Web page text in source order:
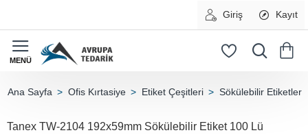
Giriş Kayıt
Ofis Kırtasiye Etiket Çeşitleri Sökülebilir Etiketler
Tanex TW-2104 192x59mm Sökülebilir Etiket 100 Lü